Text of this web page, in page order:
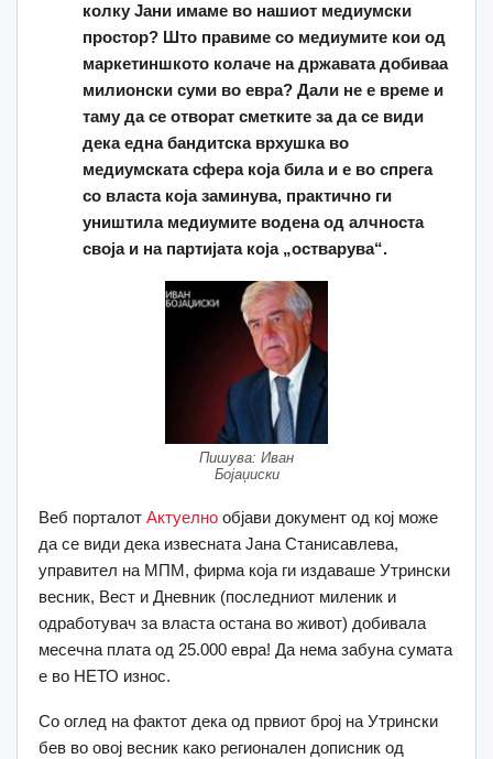
колку Јани имаме во нашиот медиумски
простор? Што правиме со медиумите кои од
маркетиншкото колаче на државата добиваа
милионски суми во евра? Дали не е време и
таму да се отворат сметките за да се види
дека една бандитска врхушка во
медиумската сфера која била и е во спрега
со власта која заминува, практично ги
уништила медиумите водена од алчноста
своја и на партијата која „остварува“.
Пишува: Иван
Бојаџиски
Веб порталот Актуелно објави документ од кој може
да се види дека извесната Јана Станисавлева,
управител на МПМ, фирма која ги издаваше Утрински
весник, Вест и Дневник (последниот миленик и
одработувач за власта остана во живот) добивала
месечна плата од 25.000 евра! Да нема забуна сумата
е во НЕТО износ.
Со оглед на фактот дека од првиот број на Утрински
бев во овој весник како регионален дописник од